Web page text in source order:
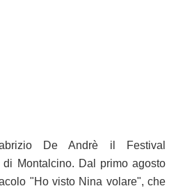
De Andrè il Festival
di Montalcino. Dal primo agosto
"Ho visto Nina volare", che